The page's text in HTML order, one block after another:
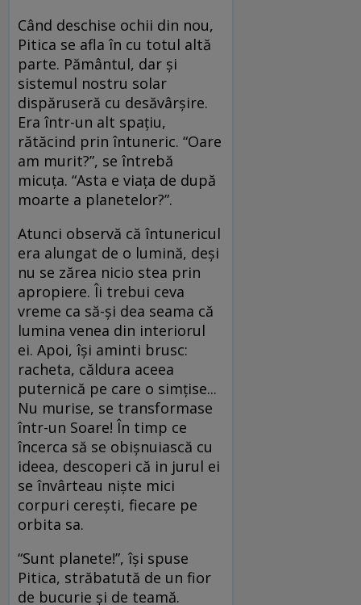
Când deschise ochii din nou,
Pitica se afla în cu totul altă
parte. Pământul, dar şi
sistemul nostru solar
dispăruseră cu desăvârşire.
Era într-un alt spaţiu,
rătăcind prin întuneric. “Oare
am murit?”, se întrebă
micuţa. “Asta e viaţa de după
moarte a planetelor?”.
Atunci observă că întunericul
era alungat de o lumină, deşi
nu se zărea nicio stea prin
apropiere. Îi trebui ceva
vreme ca să-şi dea seama că
lumina venea din interiorul
ei. Apoi, îşi aminti brusc:
racheta, căldura aceea
puternică pe care o simţise...
Nu murise, se transformase
într-un Soare! În timp ce
încerca să se obişnuiască cu
ideea, descoperi că in jurul ei
se învârteau nişte mici
corpuri cereşti, fiecare pe
orbita sa.
“Sunt planete!”, îşi spuse
Pitica, străbatută de un fior
de bucurie şi de teamă.